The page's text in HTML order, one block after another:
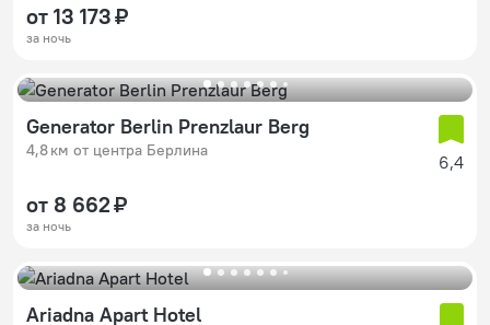
от 13 173 ₽
за ночь
Generator Berlin Prenzlaur Berg
4,8 км от центра Берлина
6,4
от 8 662 ₽
за ночь
Ariadna Apart Hotel